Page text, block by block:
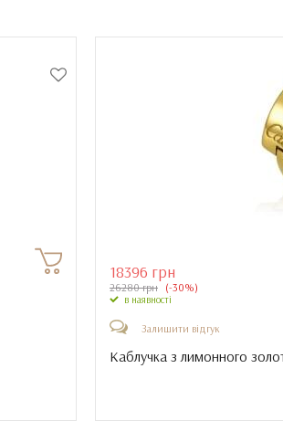
18396 грн
26280 грн (-30%)
в наявності
Залишити відгук
Каблучка з лимонного